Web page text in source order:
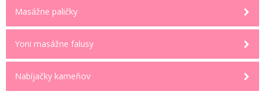
Masážne paličky
Yoni masážne falusy
Nabíjačky kameňov